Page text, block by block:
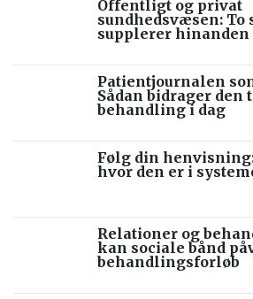
Offentligt og privat
sundhedsvæsen: To
supplerer hinanden
Patientjournalen
Sådan bidrager den
behandling i dag
Følg din henvisning:
hvor den er i
Relationer og
kan sociale bånd
behandlingsforløb